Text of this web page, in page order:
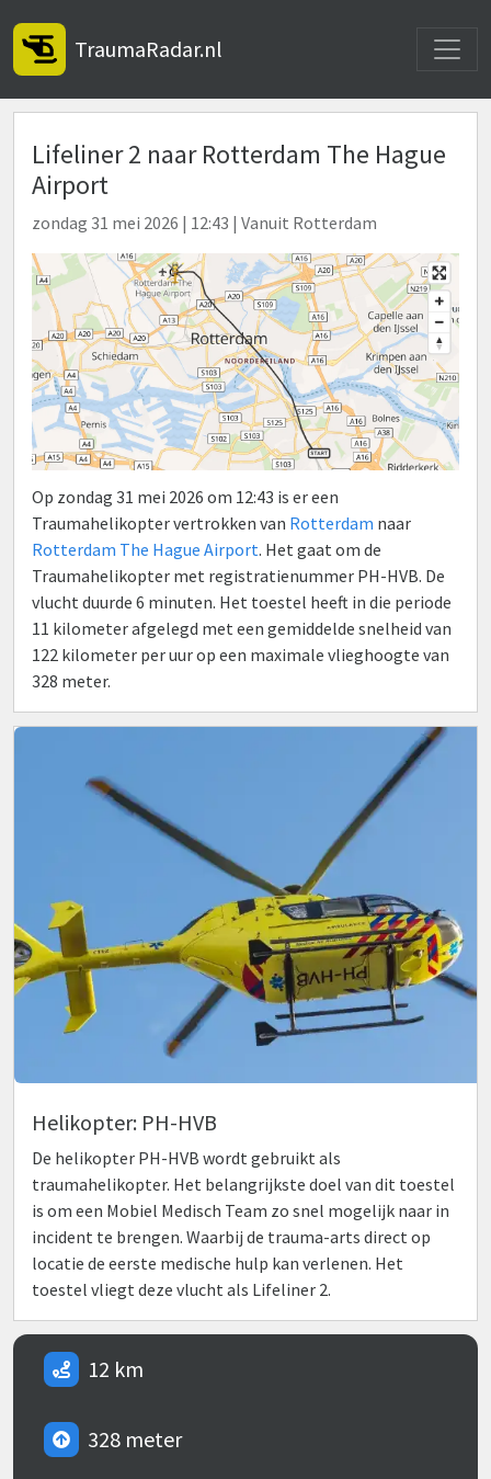
TraumaRadar.nl
Lifeliner 2 naar Rotterdam The Hague
Airport
zondag 31 mei 2026 | 12:43 | Vanuit Rotterdam
Op zondag 31 mei 2026 om 12:43 is er een
Traumahelikopter vertrokken van Rotterdam naar
Rotterdam The Hague Airport. Het gaat om de
Traumahelikopter met registratienummer PH-HVB. De
vlucht duurde 6 minuten. Het toestel heeft in die periode
11 kilometer afgelegd met een gemiddelde snelheid van
122 kilometer per uur op een maximale vlieghoogte van
328 meter.
Helikopter: PH-HVB
De helikopter PH-HVB wordt gebruikt als
traumahelikopter. Het belangrijkste doel van dit toestel
is om een Mobiel Medisch Team zo snel mogelijk naar in
incident te brengen. Waarbij de trauma-arts direct op
locatie de eerste medische hulp kan verlenen. Het
toestel vliegt deze vlucht als Lifeliner 2.
12 km
328 meter